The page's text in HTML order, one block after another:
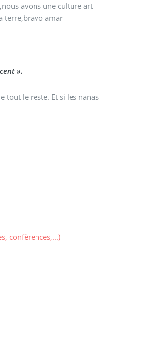
avons une culture art
terre,bravo amar
».
tout le reste. Et si les nanas
confèrences,...)